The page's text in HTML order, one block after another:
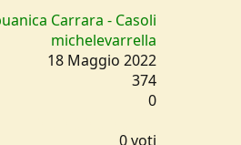
Carrara - Casoli
michelevarrella
18 Maggio 2022
374
0
0 voti